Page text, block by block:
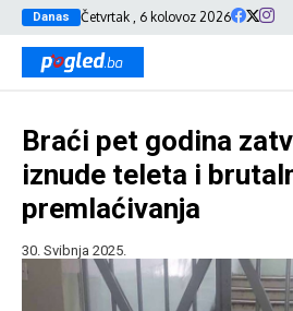
Danas Četvrtak , 6 kolovoz 2026
Braći pet godina
iznude teleta i
premlaćivanja
30. Svibnja 2025.